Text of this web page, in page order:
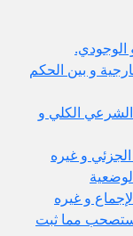
الوجودي.
و بين الحكم
الكلي و
و غيره
و غيره
مما ثبت